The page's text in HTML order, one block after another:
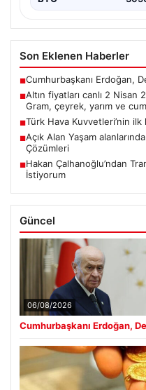
Son Eklenen Haberler
■Cumhurbaşkanı Erdoğan,
■Altın fiyatları canlı 2 Nisan
Gram, çeyrek, yarım ve
■Türk Hava Kuvvetleri’nin ilk
■Açık Alan Yaşam
Çözümleri
■Hakan Çalhanoğlu’ndan
İstiyorum
Güncel
06/08/2026
Cumhurbaşkanı Erdoğan,